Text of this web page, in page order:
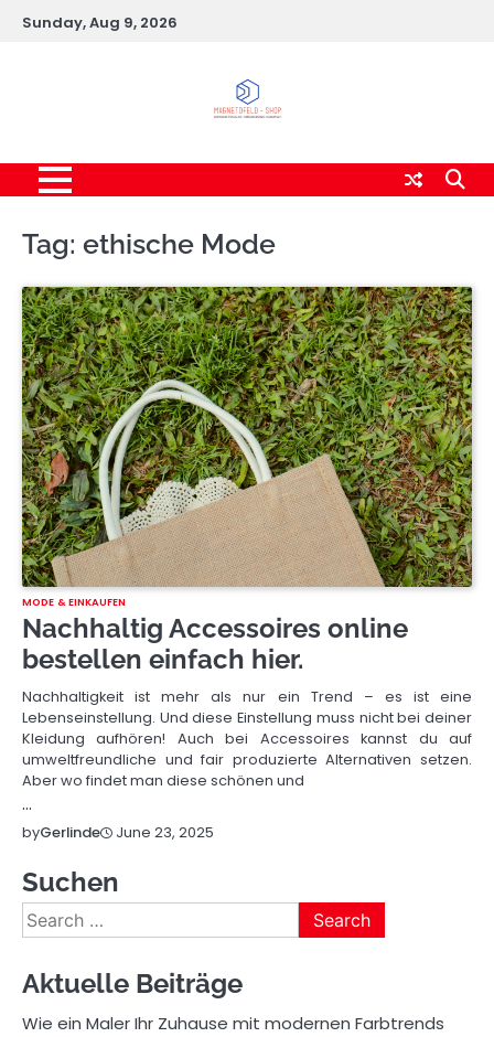
SkipSunday, Aug 9, 2026
Tag: ethische Mode
MODE & EINKAUFEN
Nachhaltig Accessoires online
bestellen einfach hier.
Nachhaltigkeit ist mehr als nur ein Trend – es ist eine
Lebenseinstellung. Und diese Einstellung muss nicht bei deiner
Kleidung aufhören! Auch bei Accessoires kannst du auf
umweltfreundliche und fair produzierte Alternativen setzen.
Aber wo findet man diese schönen und
…
byGerlinde June 23, 2025
Suchen
Search
for:
Aktuelle Beiträge
Wie ein Maler Ihr Zuhause mit modernen Farbtrends